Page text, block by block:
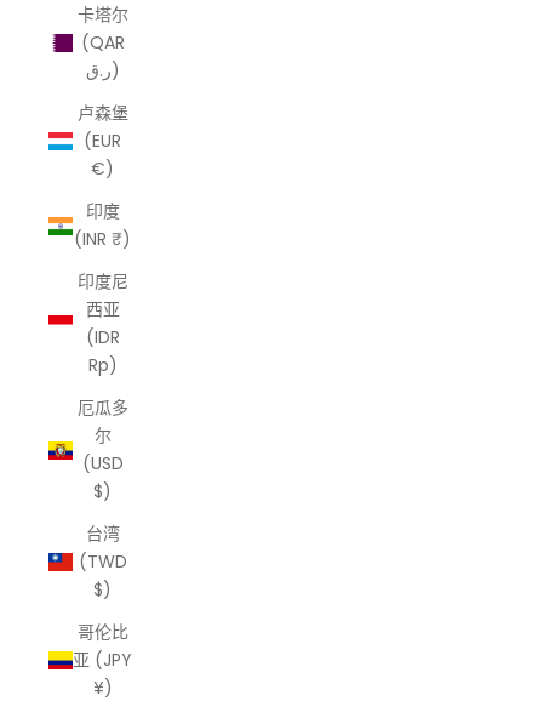
卡塔尔
(QAR
ر.ق)
卢森堡
(EUR
€)
印度
(INR ₹)
印度尼
西亚
(IDR
Rp)
厄瓜多
尔
(USD
$)
台湾
(TWD
$)
哥伦比
亚 (JPY
¥)